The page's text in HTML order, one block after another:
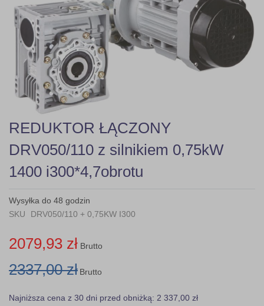
the
images
gallery
Skip
to
the
beginning
of
the
gallery
REDUKTOR ŁĄCZONY
DRV050/110 z silnikiem 0,75kW
1400 i300*4,7obrotu
Wysyłka do 48 godzin
SKU
DRV050/110 + 0,75KW I300
2079,93 zł Brutto
2337,00 zł Brutto
Najniższa cena z 30 dni przed obniżką: 2 337,00 zł